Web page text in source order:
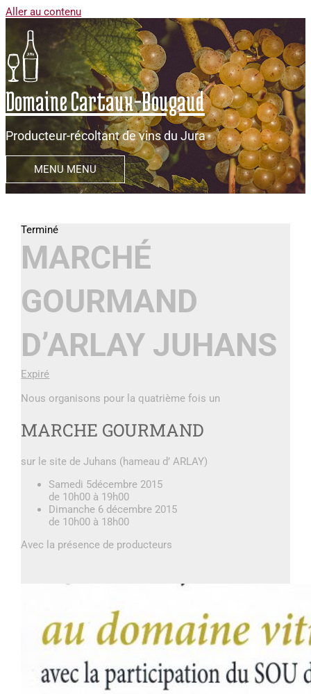
Aller au contenu
Domaine Cartaux-Bougaud
Producteur-récoltant de vins du Jura
MENU MENU
MARCHÉ
GOURMAND
D’ARLAY JUHANS
Expiré
Nous organisons pour la quatrième fois un
MARCHE GOURMAND
sur le site de Juhans (hameau d’ ARLAY)
Samedi 5décembre 2015
de 10h00 à 19h00
Dimanche 6 décembre 2015
de 10h00 à 18h00
Avec la présence de producteurs